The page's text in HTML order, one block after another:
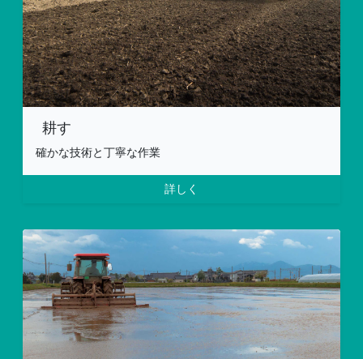
耕す
確かな技術と丁寧な作業
詳しく